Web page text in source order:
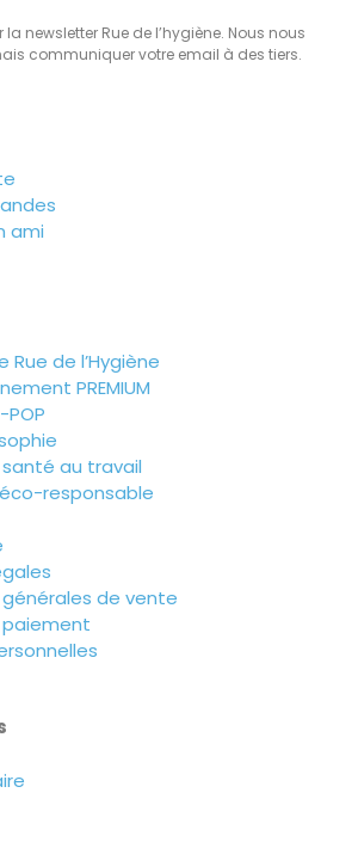
newsletter Rue de l’hygiène. Nous nous
communiquer votre email à des tiers.
ami
Rue de l’Hygiène
PREMIUM
au travail
responsable
de vente
paiement